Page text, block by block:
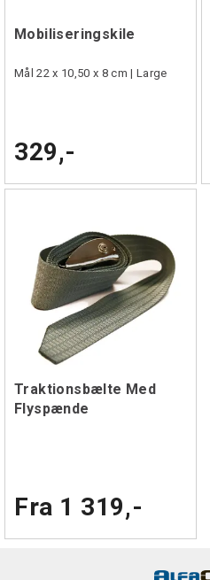
Mobiliseringskile
Mål 22 x 10,50 x 8 cm | Large
329,-
Traktionsbælte Med
Flyspænde
Fra 1 319,-